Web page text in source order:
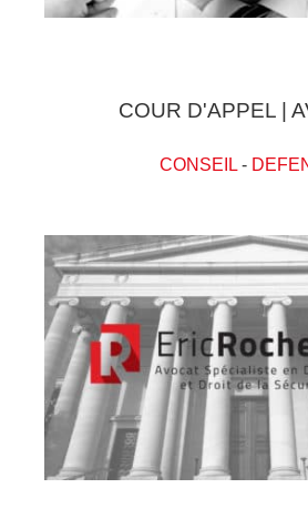
COUR D'APPEL |
CONSEIL-